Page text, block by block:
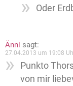
Oder
Änni sagt:
27.04.2013 um 19:08
Punkto
von mir